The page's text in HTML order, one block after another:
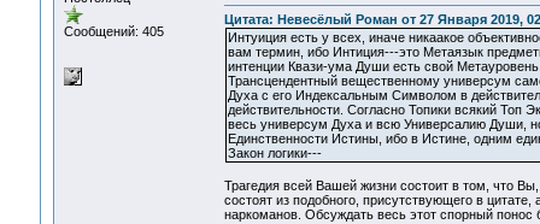
Сообщений: 405
Цитата: Невесёлый Роман от 27 Января 2019,
Интуиция есть у всех, иначе никаакое
вам термин, ибо Интиция---это Метаязык
интенции Квази-ума Души есть свой
Трансцендентный вещественному универсум
Духа с его Индексальным Символом в
действительности. Согласно Топики всякий Топ
весь универсум Духа и всю Универсалию Души,
Единственности Истины, ибо в Истине, одним
Закон логики---
Трагедия всей Вашей жизни состоит в том, что
состоят из подобного, присутствующего в
наркоманов. Обсуждать весь этот спорный